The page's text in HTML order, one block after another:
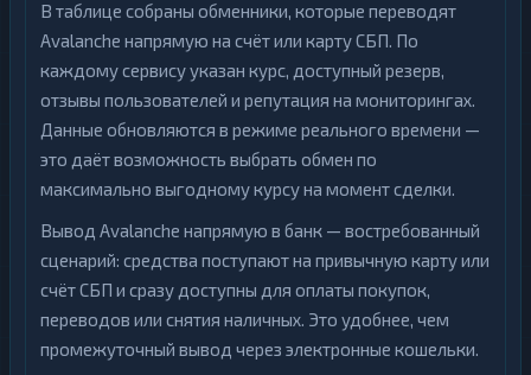
В таблице собраны обменники, которые переводят
Avalanche напрямую на счёт или карту СБП. По
каждому сервису указан курс, доступный резерв,
отзывы пользователей и репутация на мониторингах.
Данные обновляются в режиме реального времени —
это даёт возможность выбрать обмен по
максимально выгодному курсу на момент сделки.
Вывод Avalanche напрямую в банк — востребованный
сценарий: средства поступают на привычную карту или
счёт СБП и сразу доступны для оплаты покупок,
переводов или снятия наличных. Это удобнее, чем
промежуточный вывод через электронные кошельки.